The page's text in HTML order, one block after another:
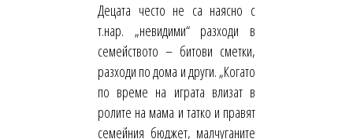
Децата често не са наясно с
т.нар. „невидими“ разходи в
семейството – битови сметки,
разходи по дома и други. „Когато
по време на играта влизат в
ролите на мама и татко и правят
семейния бюджет, малчуганите